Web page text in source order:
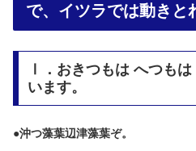
で、イツラでは動きと
Ⅰ．おきつもは へつも
います。
●沖つ藻葉辺津藻葉ぞ。